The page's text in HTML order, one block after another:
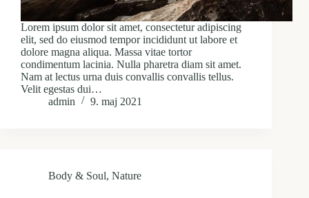
Lorem ipsum dolor sit amet, consectetur adipiscing
elit, sed do eiusmod tempor incididunt ut labore et
dolore magna aliqua. Massa vitae tortor
condimentum lacinia. Nulla pharetra diam sit amet.
Nam at lectus urna duis convallis convallis tellus.
Velit egestas dui…
admin
9. maj 2021
Body & Soul, Nature